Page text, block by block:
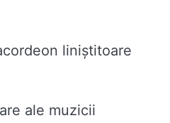
liniștitoare
ale muzicii